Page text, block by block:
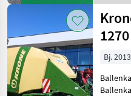
Ballen
Krone
Bale
Bj. 2013